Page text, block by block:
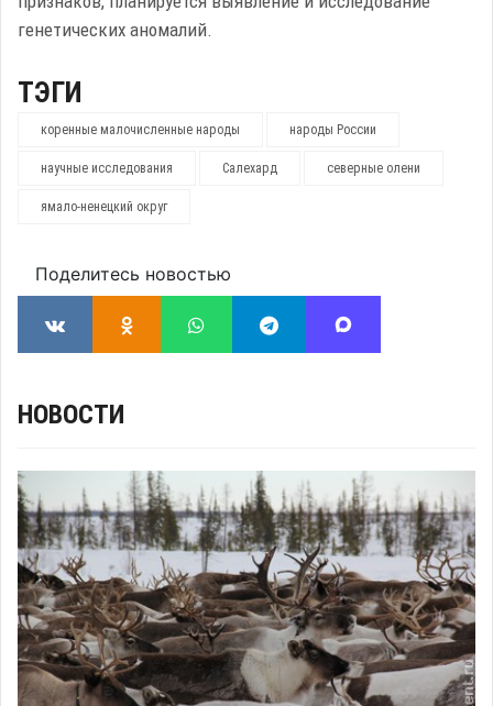
генетических аномалий.
ТЭГИ
коренные малочисленные народы народы России
научные исследования Салехард северные олени
ямало-ненецкий округ
Поделитесь новостью
НОВОСТИ